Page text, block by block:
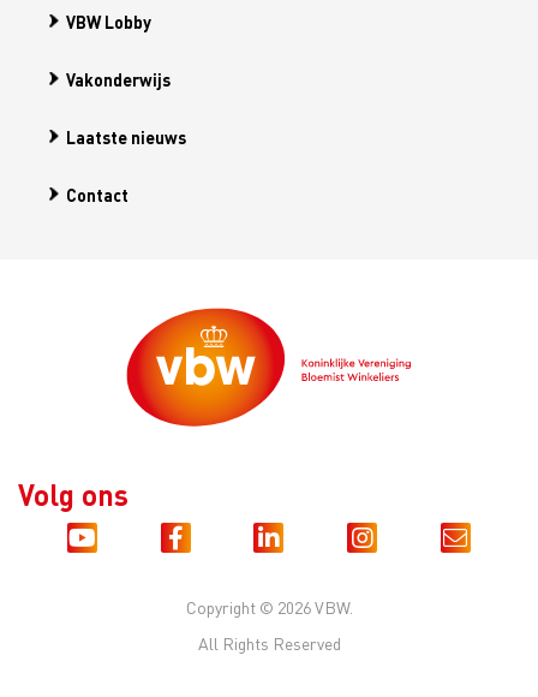
VBW Lobby
Vakonderwijs
Laatste nieuws
Contact
Copyright © 2026 VBW.
All Rights Reserved
Volg ons